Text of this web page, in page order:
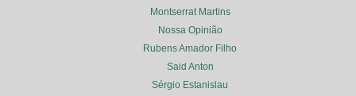
Montserrat Martins
Nossa Opinião
Rubens Amador Filho
Said Anton
Sérgio Estanislau